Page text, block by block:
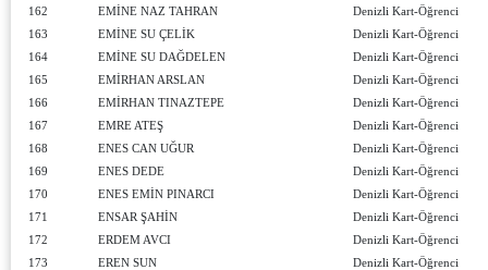
162
EMİNE NAZ TAHRAN
Denizli Kart-Öğrenci
163
EMİNE SU ÇELİK
Denizli Kart-Öğrenci
164
EMİNE SU DAĞDELEN
Denizli Kart-Öğrenci
165
EMİRHAN ARSLAN
Denizli Kart-Öğrenci
166
EMİRHAN TINAZTEPE
Denizli Kart-Öğrenci
167
EMRE ATEŞ
Denizli Kart-Öğrenci
168
ENES CAN UĞUR
Denizli Kart-Öğrenci
169
ENES DEDE
Denizli Kart-Öğrenci
170
ENES EMİN PINARCI
Denizli Kart-Öğrenci
171
ENSAR ŞAHİN
Denizli Kart-Öğrenci
172
ERDEM AVCI
Denizli Kart-Öğrenci
173
EREN SUN
Denizli Kart-Öğrenci